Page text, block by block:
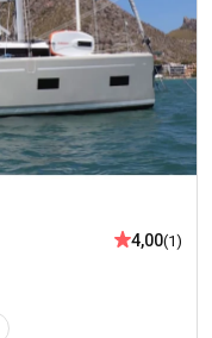
4,00(1)